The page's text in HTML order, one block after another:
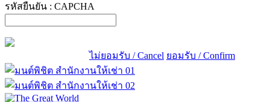
รหัสยืนยัน : CAPCHA
ไม่ยอมรับ / Cancel ยอมรับ / Confirm